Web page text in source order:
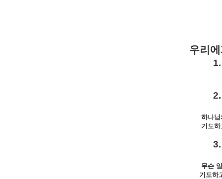
우리에
1.
2.
하나님
기도하
3.
무슨
기도하